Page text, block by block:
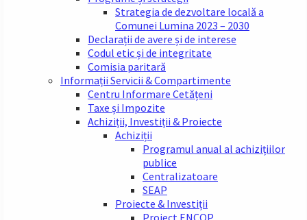
Strategia de dezvoltare locală a
Comunei Lumina 2023 – 2030
Declarații de avere și de interese
Codul etic și de integritate
Comisia paritară
Informații Servicii & Compartimente
Centru Informare Cetățeni
Taxe și Impozite
Achiziții, Investiții & Proiecte
Achiziții
Programul anual al achizițiilor
publice
Centralizatoare
SEAP
Proiecte & Investiții
Proiect ENCOP